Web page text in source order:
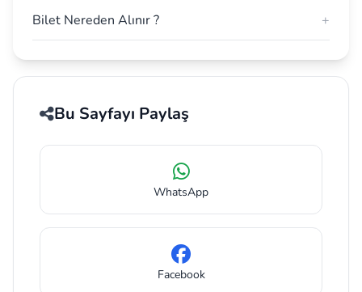
Bilet Nereden Alınır ? +
Bu Sayfayı Paylaş
WhatsApp
Facebook